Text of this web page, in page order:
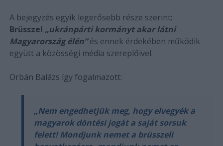
A bejegyzés egyik legerősebb része szerint:
Brüsszel „ukránpárti kormányt akar látni
Magyarország élén” és ennek érdekében működik
együtt a közösségi média szereplőivel.
Orbán Balázs így fogalmazott:
„Nem engedhetjük meg, hogy elvegyék a
magyarok döntési jogát a saját sorsuk
felett! Mondjunk nemet a brüsszeli